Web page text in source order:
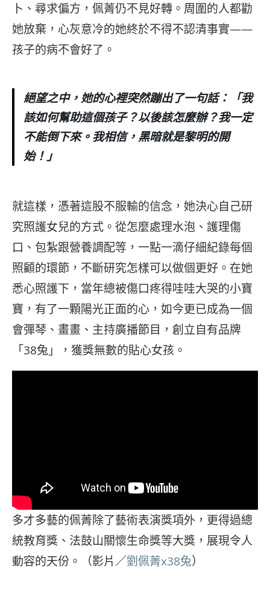
卜、尋求偏方，佩菁仍不見好轉。周圍的人都勸
她放棄，心灰意冷的她終於不得不認清事實——
孩子的病不會好了。
絕望之中，她的心裡突然蹦出了一句話：「我
該如何幫助這個孩子？以後該怎麼辦？我一定
不能倒下來。我相信，黑暗就是黎明的開
始！」
就這樣，憑著這股不服輸的信念，她決心自己研
究照護女兒的方式。從怎麼處理水泡、護理傷
口、包紮跟營養調配等，一點一滴仔細紀錄每個
照顧的環節，不斷研究怎樣可以做個更好。在她
悉心照護下，當年總被傷口疼得哇哇大哭的小寶
寶，有了一顆陽光正面的心，如今更已成為一個
會彈琴、畫畫、主持廣播節目，創立自有品牌
「38兔」，獲獎無數的貼心女孩。
多才多藝的佩菁除了藝術表演獎項外，更得過總
統教育獎、法鼓山關懷生命獎等大獎，展現令人
動容的天份。（影片／劉佩菁x38兔）